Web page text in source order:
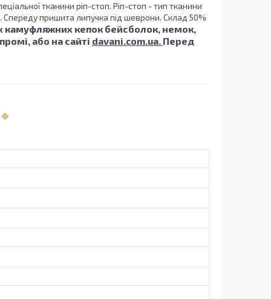
тканини ріп-стоп. Ріп-стоп - тип тканини
Спереду пришита липучка під шеврони. Склад 50%
камуфляжних кепок бейсболок, немок,
або на сайті davani.com.ua. Перед